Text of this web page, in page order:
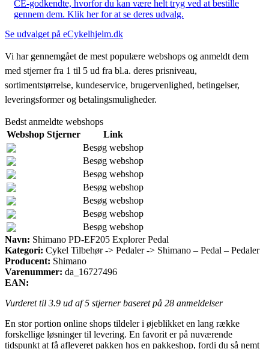
CE-godkendte, hvorfor du kan være helt tryg ved at bestille
gennem dem. Klik her for at se deres udvalg.
Se udvalget på eCykelhjelm.dk
Vi har gennemgået de mest populære webshops og anmeldt dem
med stjerner fra 1 til 5 ud fra bl.a. deres prisniveau,
sortimentstørrelse, kundeservice, brugervenlighed, betingelser,
leveringsformer og betalingsmuligheder.
Bedst anmeldte webshops
Webshop Stjerner
Link
Besøg webshop
Besøg webshop
Besøg webshop
Besøg webshop
Besøg webshop
Besøg webshop
Besøg webshop
Navn: Shimano PD-EF205 Explorer Pedal
Kategori: Cykel Tilbehør -> Pedaler -> Shimano – Pedal – Pedaler
Producent: Shimano
Varenummer: da_16727496
EAN:
Vurderet til 3.9 ud af 5 stjerner baseret på 28 anmeldelser
En stor portion online shops tildeler i øjeblikket en lang række
forskellige løsninger til levering. En favorit er på nuværende
tidspunkt at få afleveret pakken hos en pakkeshop, fordi du så nemt